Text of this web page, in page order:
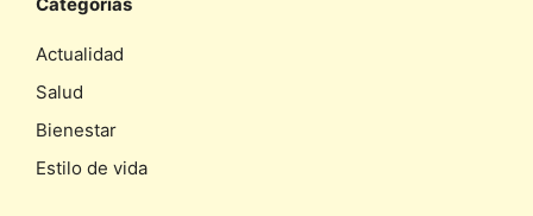
Actualidad
Salud
Bienestar
Estilo de vida